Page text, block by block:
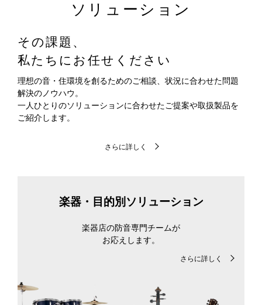
ソリューション
その課題、
私たちにお任せください
理想の音・住環境を創るためのご相談、状況に合わせた問題
解決のノウハウ。
一人ひとりのソリューションに合わせたご提案や取扱製品を
ご紹介します。
さらに詳しく
楽器・目的別ソリューション
楽器店の防音専門チームが
お応えします。
さらに詳しく